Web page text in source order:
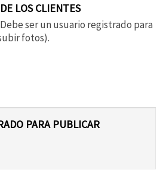
LOS CLIENTES
ser un usuario registrado para
fotos).
PARA PUBLICAR